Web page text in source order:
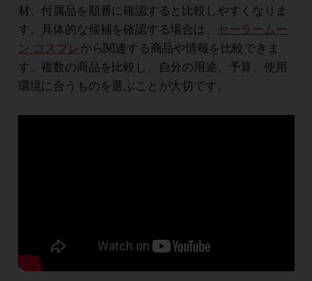
材、付属品を順番に確認すると比較しやすくなりま
す。具体的な候補を確認する場合は、 セーラームー
ン コスプレから関連する商品や情報を比較できま
す。複数の商品を比較し、自分の用途、予算、使用
環境に合うものを選ぶことが大切です。